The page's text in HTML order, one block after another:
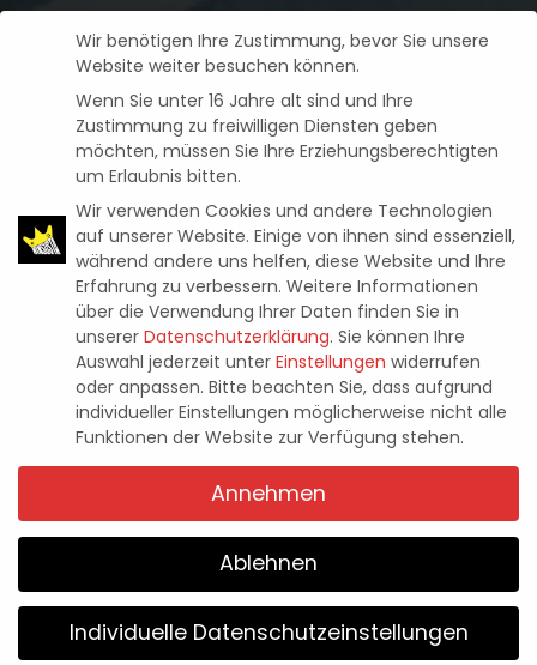
PlayStation PSVR2 Reviews
HORIZON: CALL OF THE
MOUNTAIN- IM TEST (PSVR2)
Posted
by
Pascal Kaap 27. Februar 2023
Wir benötigen Ihre Zustimmung, bevor Sie unsere
Website weiter besuchen können.
Wenn Sie unter 16 Jahre alt sind und Ihre
Zustimmung zu freiwilligen Diensten geben
möchten, müssen Sie Ihre Erziehungsberechtigten
um Erlaubnis bitten.
Wir verwenden Cookies und andere Technologien
auf unserer Website. Einige von ihnen sind essenziell,
während andere uns helfen, diese Website und Ihre
Erfahrung zu verbessern. Weitere Informationen
über die Verwendung Ihrer Daten finden Sie in
unserer Datenschutzerklärung. Sie können Ihre
Auswahl jederzeit unter Einstellungen widerrufen
oder anpassen. Bitte beachten Sie, dass aufgrund
individueller Einstellungen möglicherweise nicht alle
Funktionen der Website zur Verfügung stehen.
Annehmen
Ablehnen
Individuelle Datenschutzeinstellungen